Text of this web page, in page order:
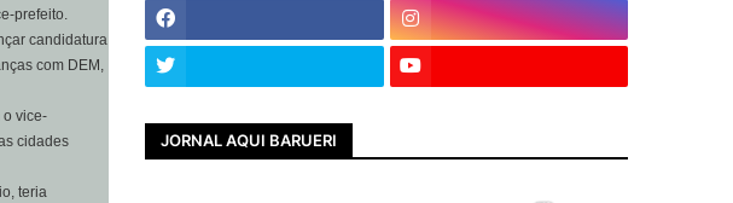
prefeito.
candidatura
com DEM,
o vice-
cidades
teria
JORNAL AQUI BARUERI